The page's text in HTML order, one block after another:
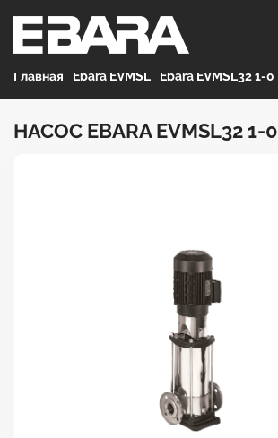
Главная Ebara EVMSL Ebara EVMSL32 1-0
НАСОС EBARA EVMSL32 1-0